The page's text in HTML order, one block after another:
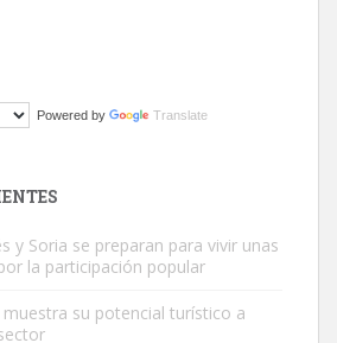
en la calle hace menos de un mes,
Powered by Translate
y Soria se preparan para vivir unas
la participación popular
muestra su potencial turístico a